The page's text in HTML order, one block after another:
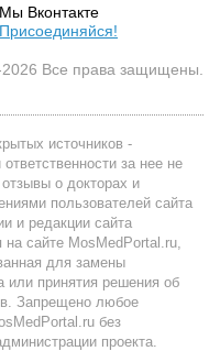
Мы Вконтакте
Присоединяйся!
Все права защищены.
источников -
за нее не
о докторах и
пользователей сайта
и редакции сайта
сайте MosMedPortal.ru,
для замены
или принятия решения об
Запрещено любое
без
проекта.